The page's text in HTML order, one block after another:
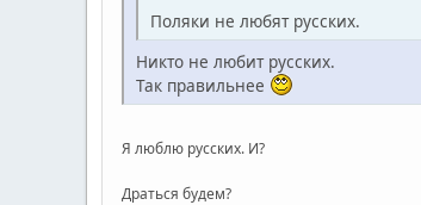
Поляки не любят русских.
Никто не любит русских.
Так правильнее
Я люблю русских. И?
Драться будем?